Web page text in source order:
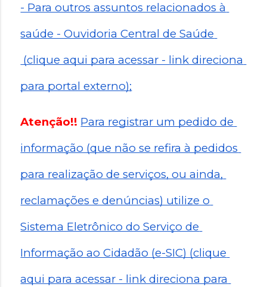
- Para outros assuntos relacionados à
saúde - Ouvidoria Central de Saúde
(clique aqui para acessar - link direciona
para portal externo);
Atenção!! Para registrar um pedido de
informação (que não se refira à pedidos
para realização de serviços, ou ainda,
reclamações e denúncias) utilize o
Sistema Eletrônico do Serviço de
Informação ao Cidadão (e-SIC) (clique
aqui para acessar - link direciona para